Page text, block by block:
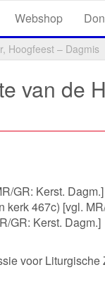
Webshop
Hoogfeest – Dagmis
van de
GR: Kerst. Dagm.]
467c) [vgl.
GR: Kerst. Dagm.]
voor Liturgische